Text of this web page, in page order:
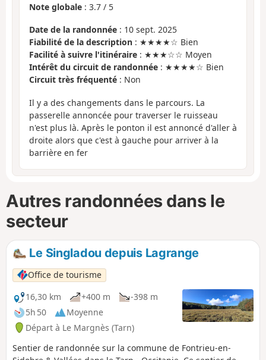
Note globale : 3.7 / 5
Date de la randonnée : 10 sept. 2025
Fiabilité de la description : ★★★★☆ Bien
Facilité à suivre l'itinéraire : ★★★☆☆ Moyen
Intérêt du circuit de randonnée : ★★★★☆ Bien
Circuit très fréquenté : Non
Il y a des changements dans le parcours. La
passerelle annoncée pour traverser le ruisseau
n'est plus là. Après le ponton il est annoncé d'aller à
droite alors que c'est à gauche pour arriver à la
barrière en fer
Autres randonnées dans le
secteur
Le Singladou depuis Lagrange
Office de tourisme
16,30 km
+400 m
-398 m
5h 50
Moyenne
Départ à Le Margnès (Tarn)
Sentier de randonnée sur la commune de Fontrieu-en-